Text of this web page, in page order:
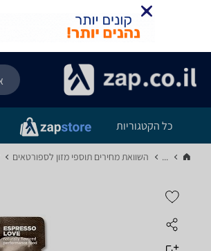
כל הקטגוריות
... השוואת מחירים תוספי מזון לספורטאים‏